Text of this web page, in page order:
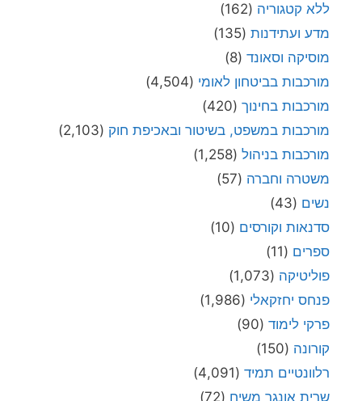
ללא קטגוריה (162)
מדע ועתידנות (135)
מוסיקה וסאונד (8)
מורכבות בביטחון לאומי (4,504)
מורכבות בחינוך (420)
מורכבות במשפט, בשיטור ובאכיפת חוק (2,103)
מורכבות בניהול (1,258)
משטרה וחברה (57)
נשים (43)
סדנאות וקורסים (10)
ספרים (11)
פוליטיקה (1,073)
פנחס יחזקאלי (1,986)
פרקי לימוד (90)
קורונה (150)
רלוונטיים תמיד (4,091)
שרית אונגר משיח (72)